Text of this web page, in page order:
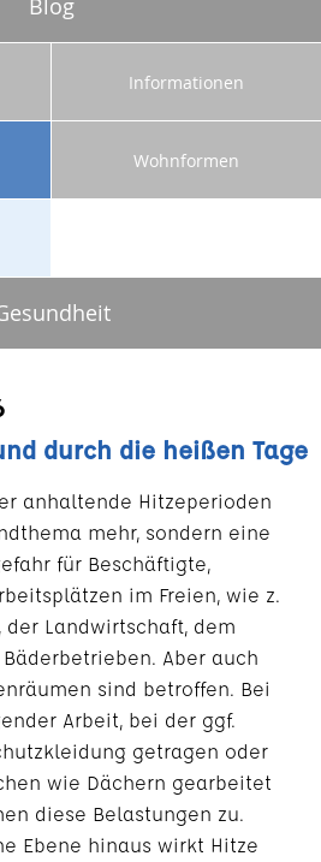
Blog
Informationen
Wohnformen
durch die heißen Tage
anhaltende Hitzeperioden
mehr, sondern eine
für Beschäftigte,
im Freien, wie z.
der Landwirtschaft, dem
Aber auch
sind betroffen. Bei
Arbeit, bei der ggf.
getragen oder
wie Dächern gearbeitet
diese Belastungen zu.
Ebene hinaus wirkt Hitze